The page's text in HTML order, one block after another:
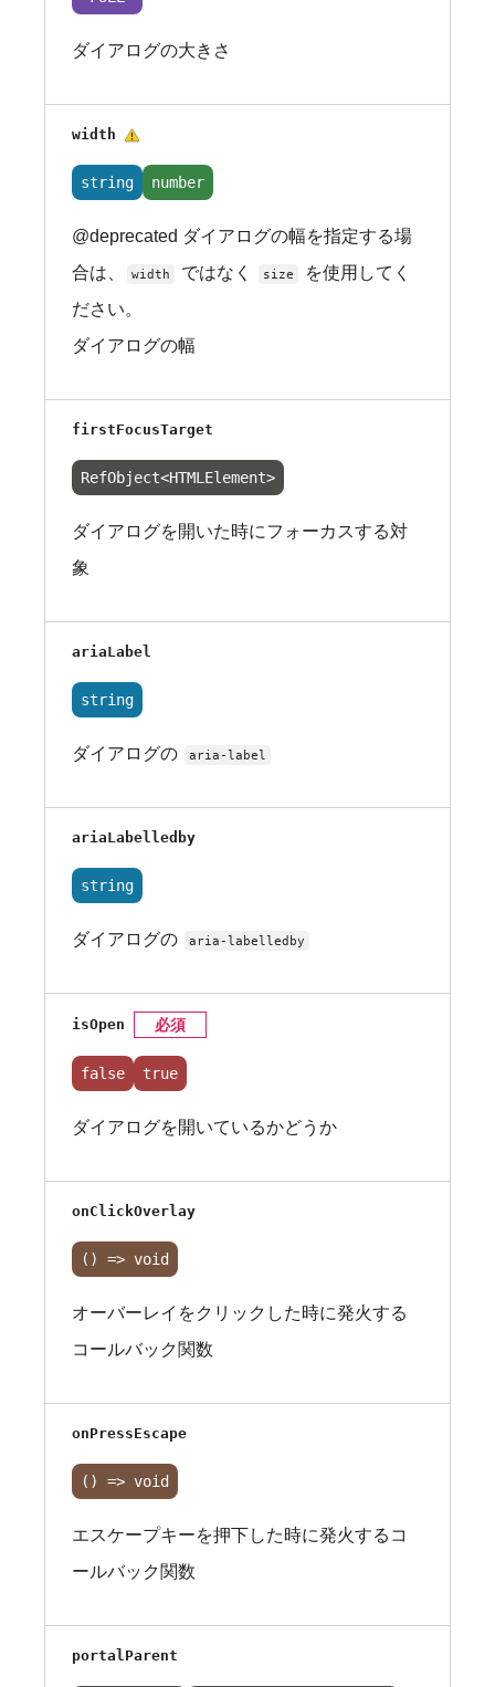
ダイアログの大きさ
width 非推奨
string number
@deprecated ダイアログの幅を指定する場
合は、
width ではなく size
を使用してく
ださい。
ダイアログの幅
firstFocusTarget
RefObject<HTMLElement>
ダイアログを開いた時にフォーカスする対
象
ariaLabel
string
ダイアログの aria-label
ariaLabelledby
string
ダイアログの aria-labelledby
isOpen 必須
false true
ダイアログを開いているかどうか
onClickOverlay
() => void
オーバーレイをクリックした時に発火する
コールバック関数
onPressEscape
() => void
エスケープキーを押下した時に発火するコ
ールバック関数
portalParent